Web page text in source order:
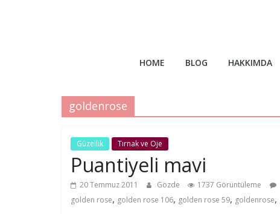
HOME BLOG HAKKIMDA
goldenrose
Güzellik Tırnak ve Oje
Puantiyeli mavi
20 Temmuz 2011 Gözde 1737 Görüntüleme
golden rose, golden rose 106, golden rose 59, goldenrose,